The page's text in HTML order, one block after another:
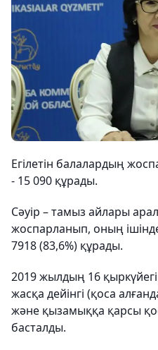
Егілетін балалардың
- 15 090 құрады.
Сәуір – тамыз айлары
жоспарланып, оның
7918 (83,6%) құрады.
2019 жылдың 16
жасқа дейінгі (қоса
және қызамыққа қарсы
басталды.